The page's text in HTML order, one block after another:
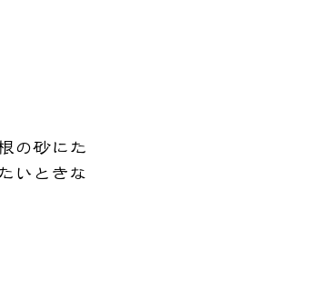
の砂にた
いときな